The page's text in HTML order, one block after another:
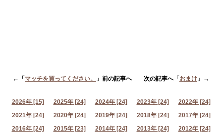
←「 マッチを買ってください。 」前の記事へ 次の記事へ「 おまけ 」→
2026年 [15] 2025年 [24] 2024年 [24] 2023年 [24]
2022年 [24]
2021年 [24]
2020年 [24] 2019年 [24] 2018年 [24]
2017年 [24]
2016年 [24]
2015年 [23] 2014年 [24] 2013年 [24]
2012年 [24]